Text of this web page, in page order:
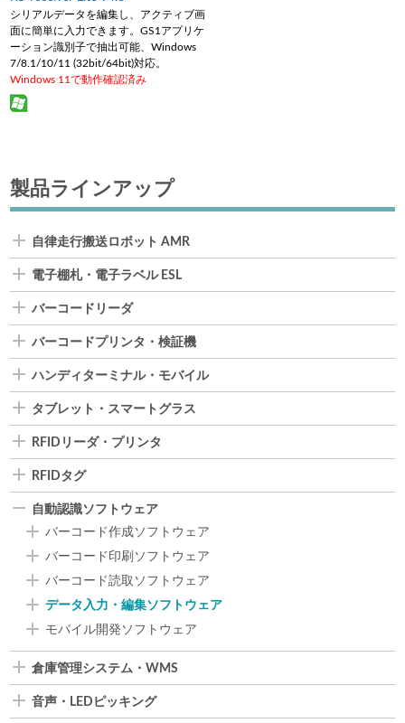
製品ラインアップ
自律走行搬送ロボット AMR
電子棚札・電子ラベル ESL
バーコードリーダ
バーコードプリンタ・検証機
ハンディターミナル・モバイル
タブレット・スマートグラス
RFIDリーダ・プリンタ
RFIDタグ
自動認識ソフトウェア
バーコード作成ソフトウェア
バーコード印刷ソフトウェア
バーコード読取ソフトウェア
データ入力・編集ソフトウェア
モバイル開発ソフトウェア
倉庫管理システム・WMS
音声・LEDピッキング
シリアルデータを編集し、アクティブ画
面に簡単に入力できます。GS1アプリケ
ーション識別子で抽出可能、Windows
7/8.1/10/11 (32bit/64bit)対応。
Windows 11で動作確認済み